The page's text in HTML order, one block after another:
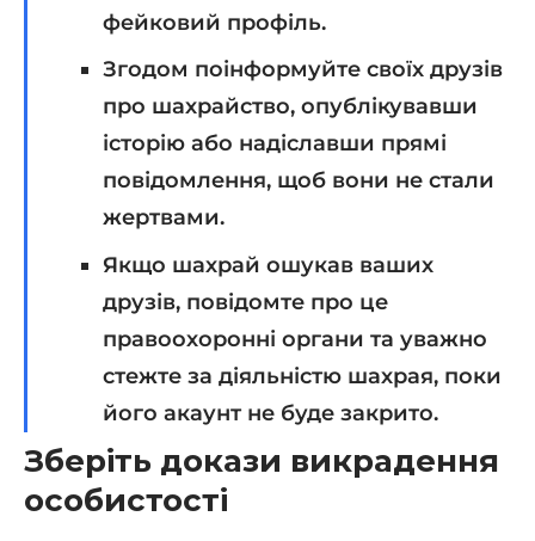
фейковий профіль.
Згодом поінформуйте своїх друзів
про шахрайство, опублікувавши
історію або надіславши прямі
повідомлення, щоб вони не стали
жертвами.
Якщо шахрай ошукав ваших
друзів, повідомте про це
правоохоронні органи та уважно
стежте за діяльністю шахрая, поки
його акаунт не буде закрито.
Зберіть докази викрадення
особистості